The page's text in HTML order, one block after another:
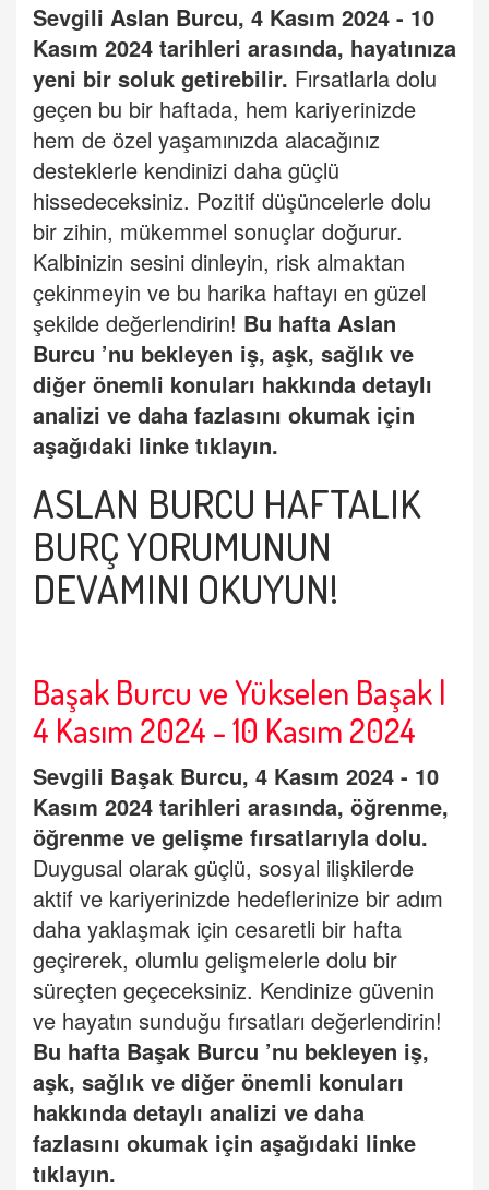
Sevgili Aslan Burcu, 4 Kasım 2024 - 10
Kasım 2024 tarihleri arasında, hayatınıza
yeni bir soluk getirebilir. Fırsatlarla dolu
geçen bu bir haftada, hem kariyerinizde
hem de özel yaşamınızda alacağınız
desteklerle kendinizi daha güçlü
hissedeceksiniz. Pozitif düşüncelerle dolu
bir zihin, mükemmel sonuçlar doğurur.
Kalbinizin sesini dinleyin, risk almaktan
çekinmeyin ve bu harika haftayı en güzel
şekilde değerlendirin! Bu hafta Aslan
Burcu ’nu bekleyen iş, aşk, sağlık ve
diğer önemli konuları hakkında detaylı
analizi ve daha fazlasını okumak için
aşağıdaki linke tıklayın.
ASLAN BURCU HAFTALIK
BURÇ YORUMUNUN
DEVAMINI OKUYUN!
Başak Burcu ve Yükselen Başak |
4 Kasım 2024 - 10 Kasım 2024
Sevgili Başak Burcu, 4 Kasım 2024 - 10
Kasım 2024 tarihleri arasında, öğrenme,
öğrenme ve gelişme fırsatlarıyla dolu.
Duygusal olarak güçlü, sosyal ilişkilerde
aktif ve kariyerinizde hedeflerinize bir adım
daha yaklaşmak için cesaretli bir hafta
geçirerek, olumlu gelişmelerle dolu bir
süreçten geçeceksiniz. Kendinize güvenin
ve hayatın sunduğu fırsatları değerlendirin!
Bu hafta Başak Burcu ’nu bekleyen iş,
aşk, sağlık ve diğer önemli konuları
hakkında detaylı analizi ve daha
fazlasını okumak için aşağıdaki linke
tıklayın.